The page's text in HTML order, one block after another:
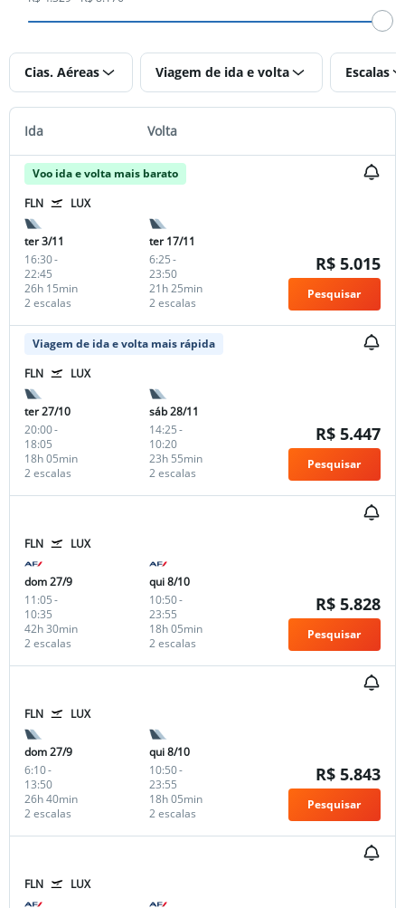
Cias. Aéreas Viagem de ida e volta Escalas
Ida Volta
Voo ida e volta mais barato
FLN
LUX
ter 3/11
16:30-
22:45
2 escalas
26h 15min
ter 17/11
6:25-
23:50
2 escalas
21h 25min
R$ 5.015
Pesquisar
Viagem de ida e volta mais rápida
FLN
LUX
ter 27/10
20:00-
18:05
2 escalas
18h 05min
sáb 28/11
14:25-
10:20
2 escalas
23h 55min
R$ 5.447
Pesquisar
FLN LUX
dom 27/9
11:05-
10:35
2 escalas
42h 30min
qui 8/10
10:50-
23:55
2 escalas
18h 05min
R$ 5.828
Pesquisar
FLN LUX
dom 27/9
6:10-
13:50
2 escalas
26h 40min
qui 8/10
10:50-
23:55
2 escalas
18h 05min
R$ 5.843
Pesquisar
FLN LUX